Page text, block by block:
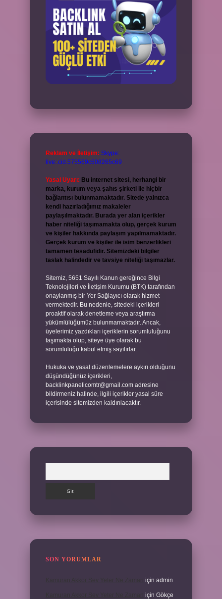
Reklam ve İletişim: Skype:
live:.cid.575569c608265c69
Yasal Uyarı: Bu internet sitesi, herhangi bir
marka, kurum veya şahıs şirketi ile hiçbir
bağlantısı bulunmamaktadır. Sitede yalnızca
kendi hazırladığımız makaleler
paylaşılmaktadır. Burada yer alan içerikler
haber niteliği taşımamakta olup, gerçek kurum
ve kişiler hakkında paylaşım yapılmamaktadır.
Gerçek kurum ve kişiler ile isim benzerlikleri
tamamen tesadüfidir. Sitemizdeki bilgiler
taslak halindedir ve tavsiye niteliği taşımazlar.
Sitemiz, 5651 Sayılı Kanun gereğince Bilgi
Teknolojileri ve İletişim Kurumu (BTK) tarafından
onaylanmış bir Yer Sağlayıcı olarak hizmet
vermektedir. Bu nedenle, sitedeki içerikleri
proaktif olarak denetleme veya araştırma
yükümlülüğümüz bulunmamaktadır. Ancak,
üyelerimiz yazdıkları içeriklerin sorumluluğunu
taşımakta olup, siteye üye olarak bu
sorumluluğu kabul etmiş sayılırlar.
Hukuka ve yasal düzenlemelere aykırı olduğunu
düşündüğünüz içerikleri,
backlinkpanelicomtr@gmail.com adresine
bildirmeniz halinde, ilgili içerikler yasal süre
içerisinde sitemizden kaldırılacaktır.
SON YORUMLAR
için admin
için Gökçe